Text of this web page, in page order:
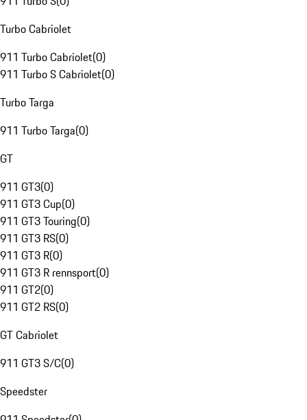
Turbo Cabriolet
911 Turbo Cabriolet(0)
911 Turbo S Cabriolet(0)
Turbo Targa
911 Turbo Targa(0)
GT
911 GT3(0)
911 GT3 Cup(0)
911 GT3 Touring(0)
911 GT3 RS(0)
911 GT3 R(0)
911 GT3 R rennsport(0)
911 GT2(0)
911 GT2 RS(0)
GT Cabriolet
911 GT3 S/C(0)
Speedster